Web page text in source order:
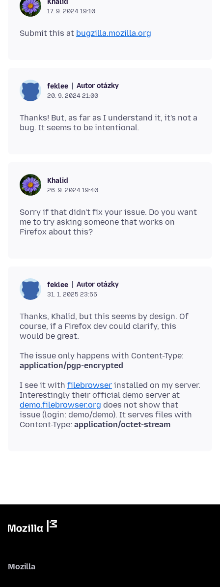
17. 9. 2024 19:10
Submit this at bugzilla.mozilla.org
feklee Autor otázky
20. 9. 2024 21:00
Thanks! But, as far as I understand it, it's not a
Khalid
26. 9. 2024 19:40
Sorry if that didn't fix your issue. Do you want
me to try asking someone that works on
feklee Autor otázky
31. 1. 2025 23:55
Thanks, Khalid, but this seems by design. Of
course, if a Firefox dev could clarify, this
The issue only happens with Content-Type:
application/pgp-encrypted
I see it with filebrowser installed on my server.
Interestingly their official demo server at
demo.filebrowser.org does not show that
issue (login: demo/demo). It serves files with
Content-Type: application/octet-stream
Mozilla